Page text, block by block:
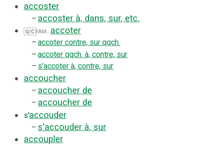
accoster
– accoster à, dans, sur, etc.
Q/C fam. accoter
– accoter contre, sur qqch.
– accoter qqch. à, contre, sur
– s'accoter à, contre, sur
accoucher
– accoucher de
– accoucher de
s'accouder
– s'accouder à, sur
accoupler